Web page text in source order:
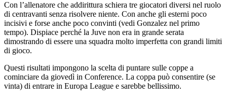
Con l’allenatore che addirittura schiera tre giocatori diversi nel ruolo
di centravanti senza risolvere niente. Con anche gli esterni poco
incisivi e forse anche poco convinti (vedi Gonzalez nel primo
tempo). Dispiace perché la Juve non era in grande serata
dimostrando di essere una squadra molto imperfetta con grandi limiti
di gioco.
Questi risultati impongono la scelta di puntare sulle coppe a
cominciare da giovedì in Conference. La coppa può consentire (se
vinta) di entrare in Europa League e sarebbe bellissimo.